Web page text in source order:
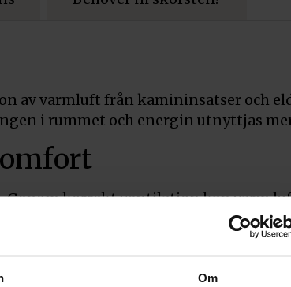
Om
av varmluft från kamininsatser och
i rummet och energin utnyttjas
korrekt ventilation kan varm
bättre energieffektivitet.